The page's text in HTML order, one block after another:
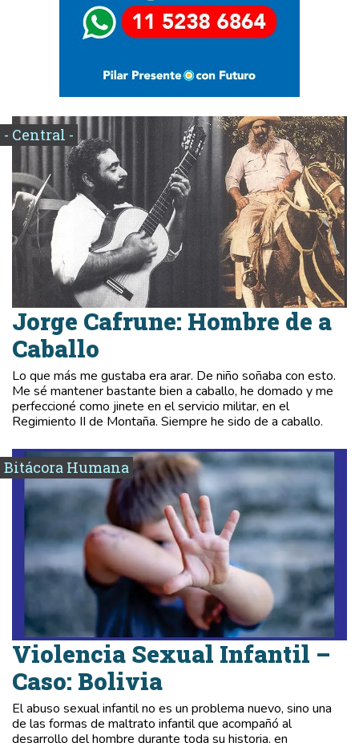
- Central -
Jorge Cafrune: Hombre de a
Caballo
Lo que más me gustaba era arar. De niño soñaba con esto.
Me sé mantener bastante bien a caballo, he domado y me
perfeccioné como jinete en el servicio militar, en el
Regimiento II de Montaña. Siempre he sido de a caballo.
Bitácora Humana
Violencia Sexual Infantil –
Caso: Bolivia
El abuso sexual infantil no es un problema nuevo, sino una
de las formas de maltrato infantil que acompañó al
desarrollo del hombre durante toda su historia, en